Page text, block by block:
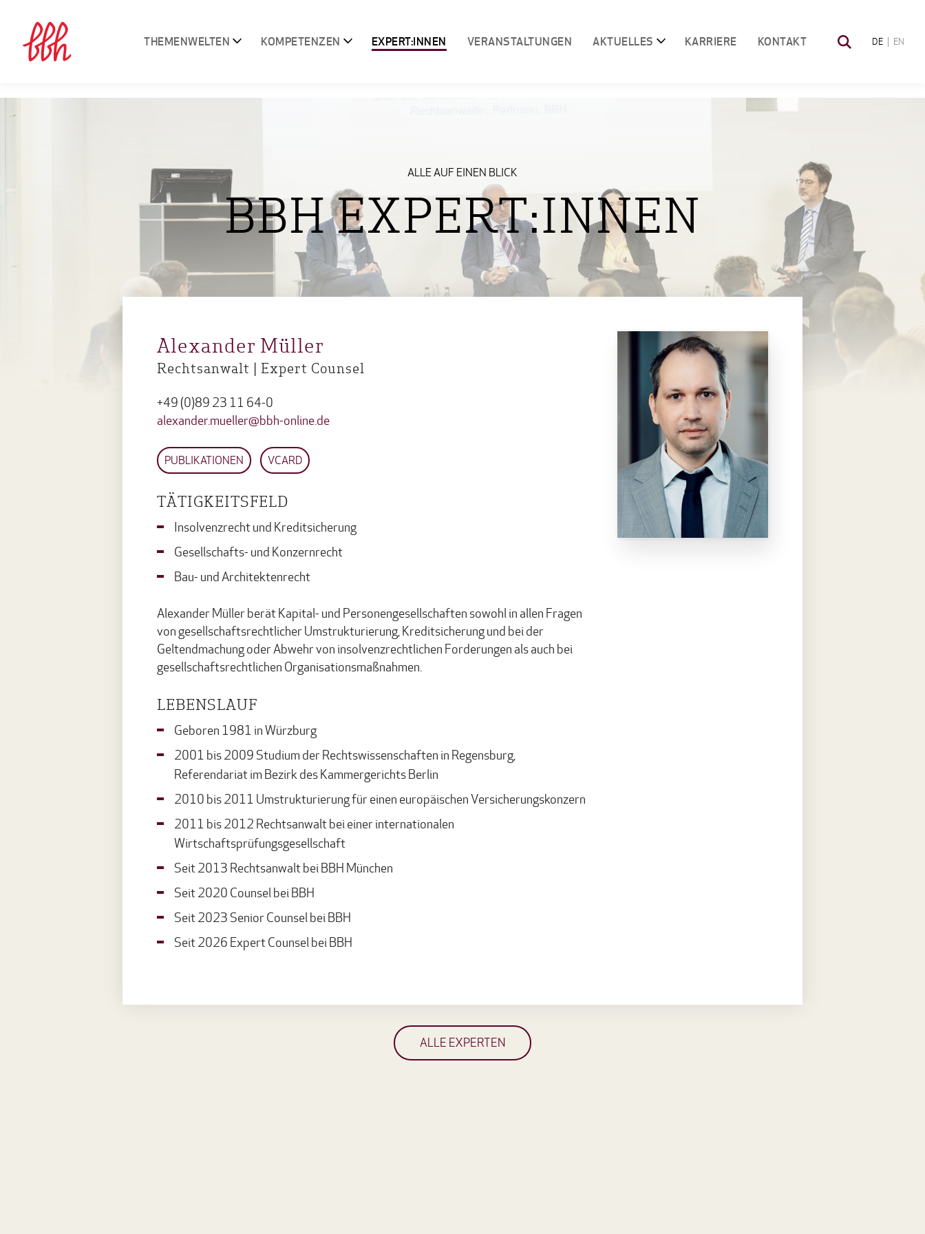
THEMENWELTEN KOMPETENZEN EXPERT:INNEN VERANSTALTUNGEN AKTUELLES KARRIERE KONTAKT DE EN
ALLE AUF EINEN BLICK
BBH EXPERT:INNEN
Alexander Müller
Rechtsanwalt | Expert Counsel
+49 (0)89 23 11 64-0
alexander.mueller@bbh-online.de
PUBLIKATIONEN VCARD
TÄTIGKEITSFELD
Insolvenzrecht und Kreditsicherung
Gesellschafts- und Konzernrecht
Bau- und Architektenrecht
Alexander Müller berät Kapital- und Personengesellschaften sowohl in allen Fragen
von gesellschaftsrechtlicher Umstrukturierung, Kreditsicherung und bei der
Geltendmachung oder Abwehr von insolvenzrechtlichen Forderungen als auch bei
gesellschaftsrechtlichen Organisationsmaßnahmen.
LEBENSLAUF
Geboren 1981 in Würzburg
2001 bis 2009 Studium der Rechtswissenschaften in Regensburg,
Referendariat im Bezirk des Kammergerichts Berlin
2010 bis 2011 Umstrukturierung für einen europäischen Versicherungskonzern
2011 bis 2012 Rechtsanwalt bei einer internationalen
Wirtschaftsprüfungsgesellschaft
Seit 2013 Rechtsanwalt bei BBH München
Seit 2020 Counsel bei BBH
Seit 2023 Senior Counsel bei BBH
Seit 2026 Expert Counsel bei BBH
ALLE EXPERTEN